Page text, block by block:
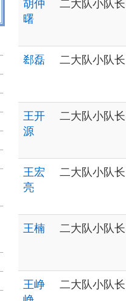
曙
郄磊
二大队小队长
王开
源
二大队小队长
王宏
亮
二大队小队长
王楠
二大队小队长
王峥
二大队小队长